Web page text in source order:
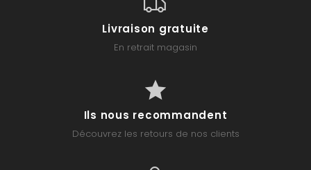
Livraison gratuite
En retrait magasin
Ils nous recommandent
Découvrez les retours de nos clients